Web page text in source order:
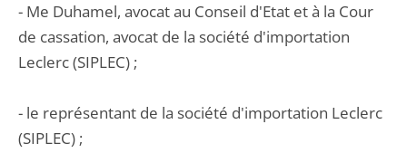
- Me Duhamel, avocat au Conseil d'Etat et à la Cour
de cassation, avocat de la société d'importation
Leclerc (SIPLEC) ;
- le représentant de la société d'importation Leclerc
(SIPLEC) ;